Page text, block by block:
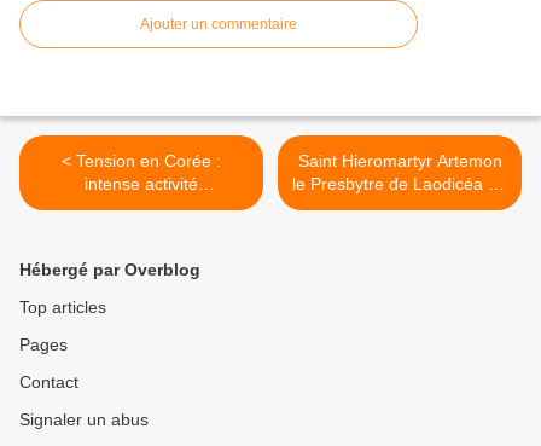
Ajouter un commentaire
< Tension en Corée :
intense activité
diplomatique de la Russie
Saint Hieromartyr Artemon
le Presbytre de Laodicéa en
Syria >
Hébergé par Overblog
Top articles
Pages
Contact
Signaler un abus